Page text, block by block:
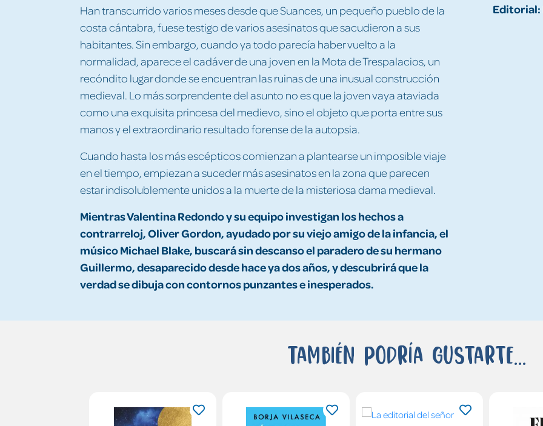
Han transcurrido varios meses desde que Suances, un pequeño pueblo de la
costa cántabra, fuese testigo de varios asesinatos que sacudieron a sus
habitantes. Sin embargo, cuando ya todo parecía haber vuelto a la
normalidad, aparece el cadáver de una joven en la Mota de Trespalacios, un
recóndito lugar donde se encuentran las ruinas de una inusual construcción
medieval. Lo más sorprendente del asunto no es que la joven vaya ataviada
como una exquisita princesa del medievo, sino el objeto que porta entre sus
manos y el extraordinario resultado forense de la autopsia.
Cuando hasta los más escépticos comienzan a plantearse un imposible viaje
en el tiempo, empiezan a suceder más asesinatos en la zona que parecen
estar indisolublemente unidos a la muerte de la misteriosa dama medieval.
Mientras Valentina Redondo y su equipo investigan los hechos a
contrarreloj, Oliver Gordon, ayudado por su viejo amigo de la infancia, el
músico Michael Blake, buscará sin descanso el paradero de su hermano
Guillermo, desaparecido desde hace ya dos años, y descubrirá que la
verdad se dibuja con contornos punzantes e inesperados.
Editorial:
También podría gustarte...